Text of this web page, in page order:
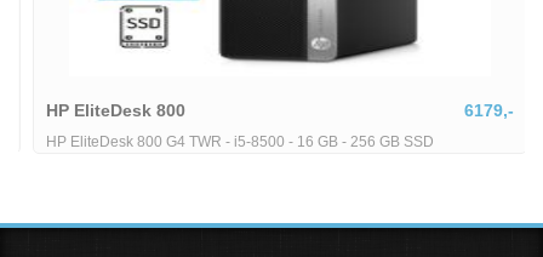
HP EliteDesk 800 6179,-
HP EliteDesk 800 G4 TWR - i5-8500 - 16 GB - 256 GB SSD